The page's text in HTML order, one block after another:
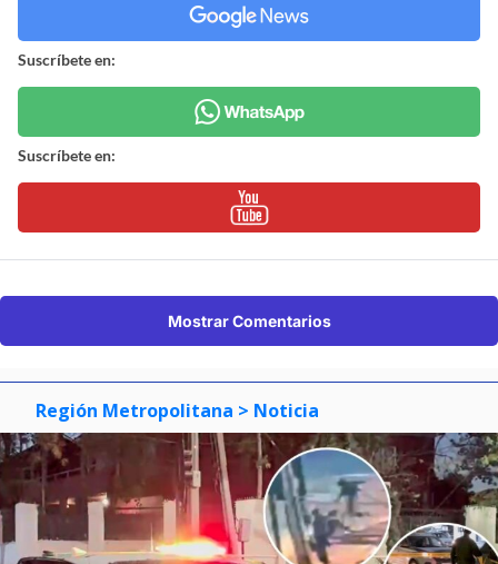
Suscríbete en:
Suscríbete en:
Mostrar Comentarios
Región Metropolitana > Noticia